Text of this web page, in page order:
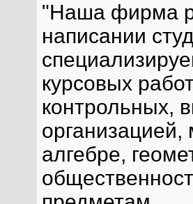
"Наша фирма
написании
курсовых
контрольных,
организацией,
алгебре,